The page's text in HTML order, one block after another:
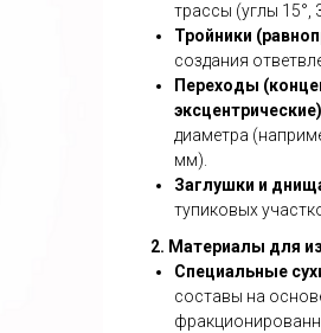
трассы (углы 15°,
Тройники
создания
Переходы
диаметра
мм).
Заглушки и
тупиковых
2. Материалы для
Специальные
составы на